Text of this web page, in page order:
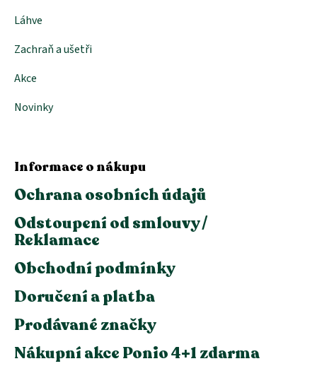
Láhve
Zachraň a ušetři
Akce
Novinky
Informace o nákupu
Ochrana osobních údajů
Odstoupení od smlouvy /
Reklamace
Obchodní podmínky
Doručení a platba
Prodávané značky
Nákupní akce Ponio 4+1 zdarma